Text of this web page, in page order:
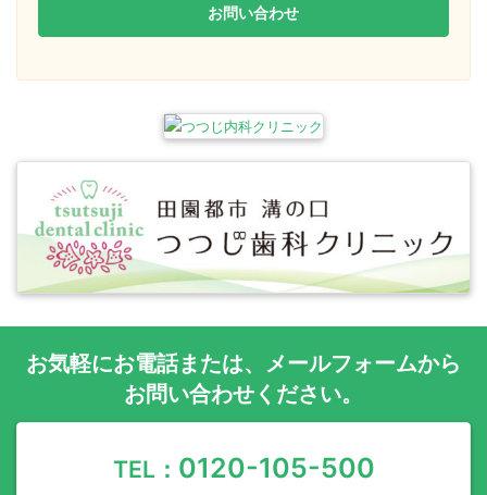
お問い合わせ
お気軽にお電話または、 メールフォームから
お問い合わせください。
TEL： 0120-105-500